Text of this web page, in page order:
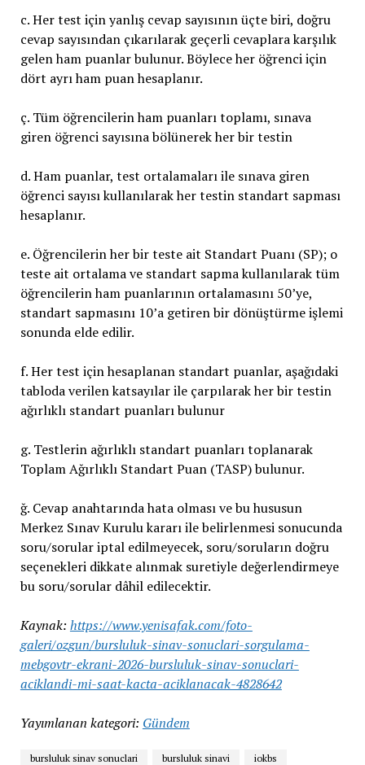
c. Her test için yanlış cevap sayısının üçte biri, doğru
cevap sayısından çıkarılarak geçerli cevaplara karşılık
gelen ham puanlar bulunur. Böylece her öğrenci için
dört ayrı ham puan hesaplanır.
ç. Tüm öğrencilerin ham puanları toplamı, sınava
giren öğrenci sayısına bölünerek her bir testin
d. Ham puanlar, test ortalamaları ile sınava giren
öğrenci sayısı kullanılarak her testin standart sapması
hesaplanır.
e. Öğrencilerin her bir teste ait Standart Puanı (SP); o
teste ait ortalama ve standart sapma kullanılarak tüm
öğrencilerin ham puanlarının ortalamasını 50’ye,
standart sapmasını 10’a getiren bir dönüştürme işlemi
sonunda elde edilir.
f. Her test için hesaplanan standart puanlar, aşağıdaki
tabloda verilen katsayılar ile çarpılarak her bir testin
ağırlıklı standart puanları bulunur
g. Testlerin ağırlıklı standart puanları toplanarak
Toplam Ağırlıklı Standart Puan (TASP) bulunur.
ğ. Cevap anahtarında hata olması ve bu hususun
Merkez Sınav Kurulu kararı ile belirlenmesi sonucunda
soru/sorular iptal edilmeyecek, soru/soruların doğru
seçenekleri dikkate alınmak suretiyle değerlendirmeye
bu soru/sorular dâhil edilecektir.
Kaynak: https://www.yenisafak.com/foto-
galeri/ozgun/bursluluk-sinav-sonuclari-sorgulama-
mebgovtr-ekrani-2026-bursluluk-sinav-sonuclari-
aciklandi-mi-saat-kacta-aciklanacak-4828642
Yayımlanan kategori: Gündem
bursluluk sinav sonuclari bursluluk sinavi iokbs